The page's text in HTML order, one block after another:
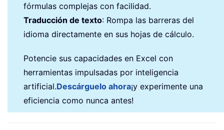
fórmulas complejas con facilidad.
Traducción de texto: Rompa las barreras del
idioma directamente en sus hojas de cálculo.
Potencie sus capacidades en Excel con
herramientas impulsadas por inteligencia
artificial.Descárguelo ahora¡y experimente una
eficiencia como nunca antes!